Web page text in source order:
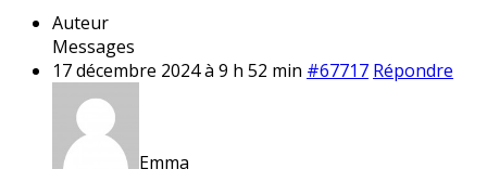
Auteur
Messages
17 décembre 2024 à 9 h 52 min #67717 Répondre
Emma